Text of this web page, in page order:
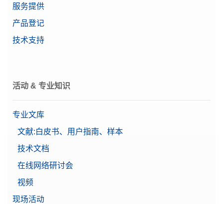
服务提供
产品登记
技术支持
活动 & 专业知识
专业文库
文献:白皮书、用户指南、样本
技术文档
在线网络研讨会
视频
现场活动